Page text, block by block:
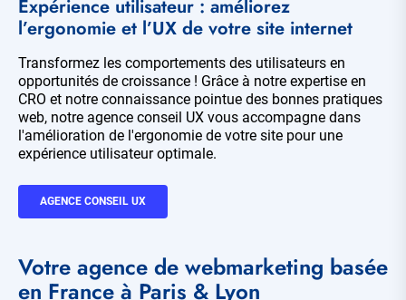
Expérience utilisateur : améliorez
l’ergonomie et l’UX de votre site internet
Transformez les comportements des utilisateurs en
opportunités de croissance ! Grâce à notre expertise en
CRO et notre connaissance pointue des bonnes pratiques
web, notre agence conseil UX vous accompagne dans
l'amélioration de l'ergonomie de votre site pour une
expérience utilisateur optimale.
AGENCE CONSEIL UX
Votre agence de webmarketing basée
en France à Paris & Lyon